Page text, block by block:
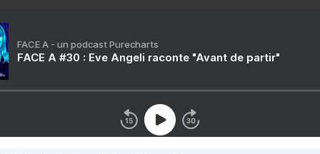
FACE A - un podcast Purecharts
FACE A #30 : Eve Angeli raconte "Avant de partir"